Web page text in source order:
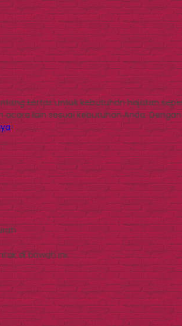
kertas untuk kebutuhan hajatan
lain sesuai kebutuhan Anda.
di bawah ini.